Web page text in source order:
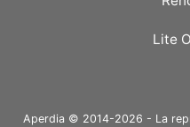
Lite
Aperdia © 2014-2026 - La